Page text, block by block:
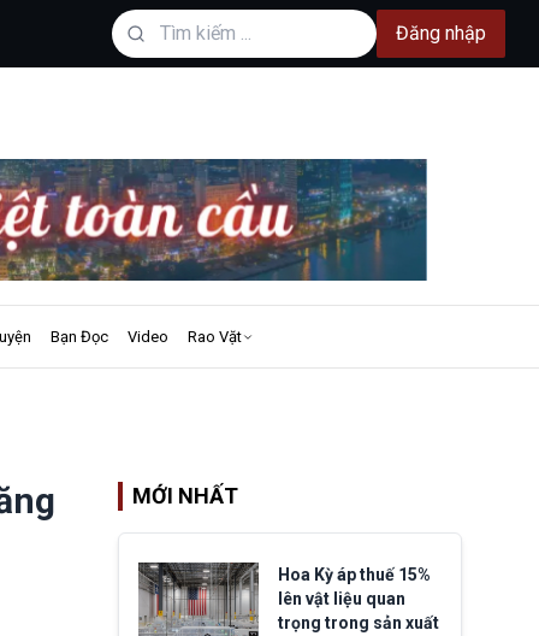
Đăng nhập
Bạn Đọc Video Rao Vặt
MỚI NHẤT
Hoa Kỳ áp thuế 15%
lên vật liệu quan
trọng trong sản xuất